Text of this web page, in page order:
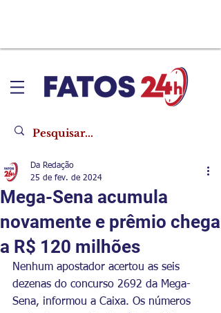
Mega-Sena acumula
novamente e prêmio chega
a R$ 120 milhões
Da Redação
25 de fev. de 2024
Nenhum apostador acertou as seis
dezenas do concurso 2692 da Mega-
Sena, informou a Caixa. Os números